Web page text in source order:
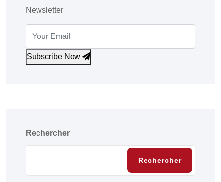
Newsletter
Subscribe Now
Rechercher
Rechercher